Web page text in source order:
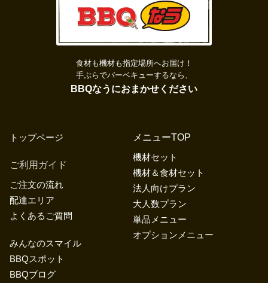
食材も機材も指定場所へお届け！
手ぶらでバーベキューするなら、
BBQなうにおまかせください
トップページ
メニューTOP
機材セット
機材＆食材セット
法人向けプラン
大人数プラン
単品メニュー
オプションメニュー
ご利用ガイド
ご注文の流れ
配達エリア
よくあるご質問
みんなのスマイル
BBQスポット
BBQブログ